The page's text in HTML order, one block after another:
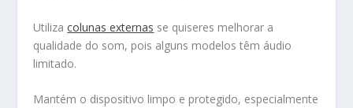
Utilizacolunas externas se quiseres melhorar a
qualidade do som, pois alguns modelos têm áudio
limitado.
Mantém o dispositivo limpo e protegido, especialmente